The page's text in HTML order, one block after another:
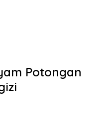
Potongan